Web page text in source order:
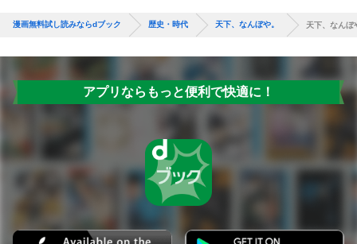
漫画無料試し読みならdブック 歴史・時代 天下、なんぼや。 天下、なんぼ
アプリならもっと便利で快適に！